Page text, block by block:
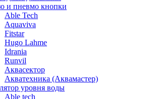
и пневмо кнопки
Able Tech
Aquaviva
Fitstar
Hugo Lahme
Idrania
Runvil
Аквасектор
Акватехника (Аквамастер)
уровня воды
Able tech